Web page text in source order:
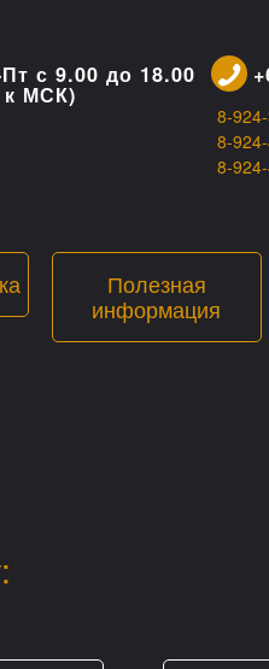
с 9.00 до 18.00
к МСК)
8-
8-
8-
Полезная
информация